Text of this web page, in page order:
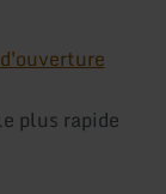
plus rapide